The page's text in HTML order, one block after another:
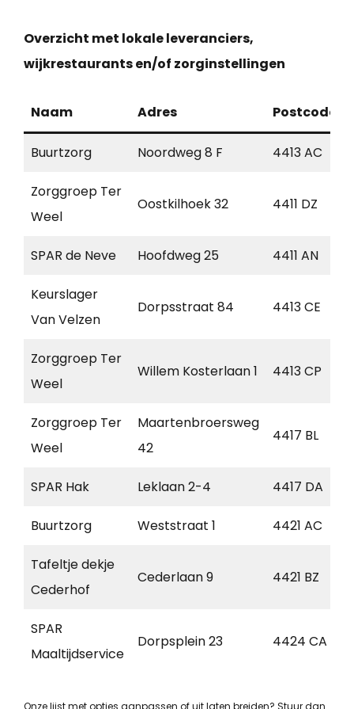
Overzicht met lokale leveranciers,
wijkrestaurants en/of zorginstellingen
Naam Adres Postcode
Buurtzorg Noordweg 8 F 4413 AC
Zorggroep Ter
Weel
Oostkilhoek 32 4411 DZ
SPAR de Neve Hoofdweg 25 4411 AN
Keurslager
Van Velzen
Dorpsstraat 84 4413 CE
Zorggroep Ter
Weel
Willem Kosterlaan 1 4413 CP
Zorggroep Ter
Weel
Maartenbroersweg
42
4417 BL
SPAR Hak Leklaan 2-4 4417 DA
Buurtzorg Weststraat 1 4421 AC
Tafeltje dekje
Cederhof
Cederlaan 9 4421 BZ
SPAR
Maaltijdservice
Dorpsplein 23 4424 CA